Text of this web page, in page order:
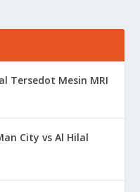
Tersedot Mesin MRI
City vs Al Hilal